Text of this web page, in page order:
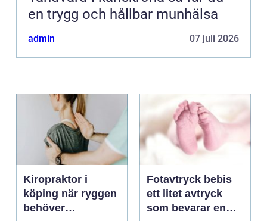
en trygg och hållbar munhälsa
admin 07 juli 2026
Kiropraktor i
köping när ryggen
behöver
Fotavtryck bebis
ett litet avtryck
som bevarar en